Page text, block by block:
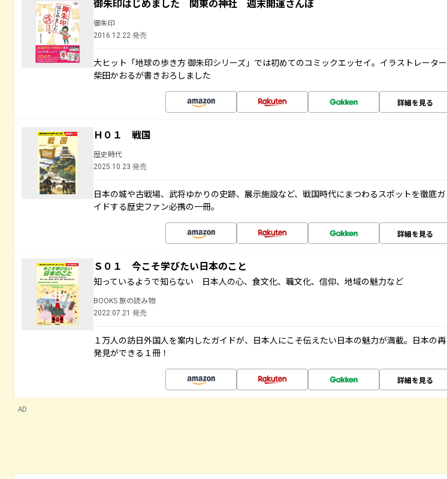
御朱印はじめました 関東の神社 週末開運さんぽ
御朱印
2016.12.22 発売
大ヒット「地球の歩き方 御朱印シリーズ」では初めてのコミックエッセイ。イラストレーター
柴田かおるが書きおろしました
詳細を見る
Ｈ０１ 戦国
歴史時代
2025.10.23 発売
日本の城や古戦場、武将ゆかりの史跡、展示施設など、戦国時代にまつわるスポットを徹底ガ
イドする歴史ファン必携の一冊。
詳細を見る
Ｓ０１ 今こそ学びたい日本のこと
知っているようで知らない 日本人の心、食文化、職文化、信仰、地域の魅力など
BOOKS 旅の読み物
2022.07.21 発売
１万人の訪日外国人を案内したガイドが、日本人にこそ伝えたい日本の魅力が満載。日本の再
発見ができる１冊！
詳細を見る
AD